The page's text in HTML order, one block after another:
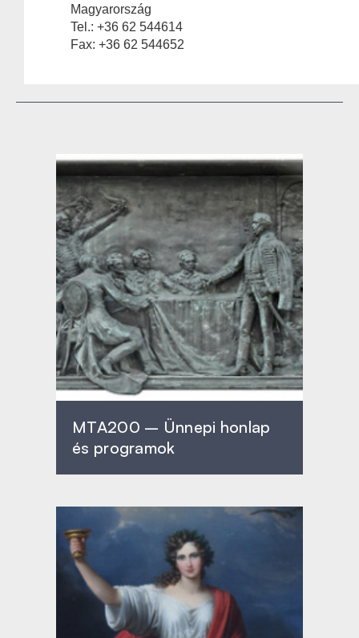
Magyarország
Tel.: +36 62 544614
Fax: +36 62 544652
MTA200 – Ünnepi honlap
és programok